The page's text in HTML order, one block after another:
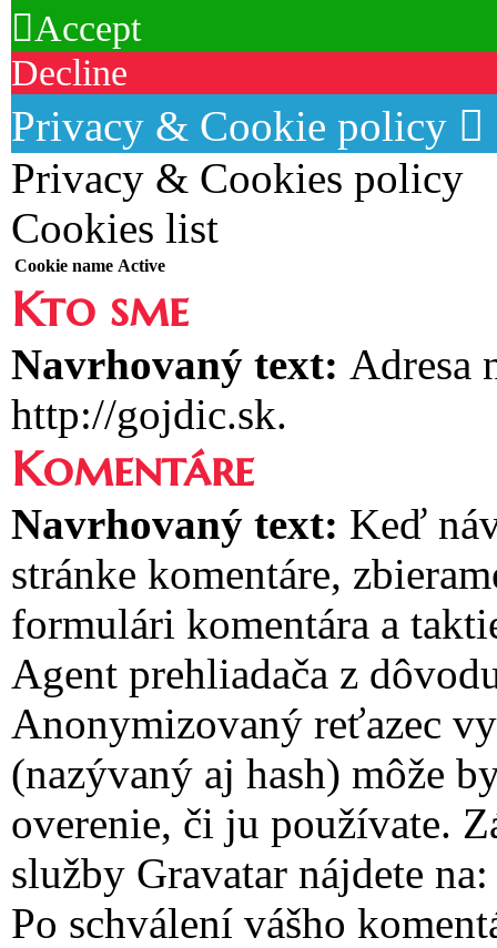
Accept
Decline
Privacy & Cookie policy
Privacy & Cookies policy
Cookies list
Cookie name Active
Kto sme
Navrhovaný text: Adresa
http://gojdic.sk.
Komentáre
Navrhovaný text: Keď
stránke komentáre,
formulári komentára a
Agent prehliadača z
Anonymizovaný reťazec
(nazývaný aj hash) môže
overenie, či ju používate.
služby Gravatar nájdete
Po schválení vášho